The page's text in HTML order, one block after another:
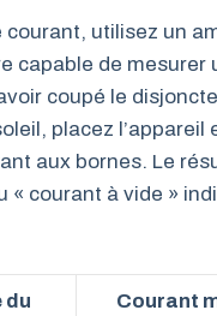
courant, utilisez un
capable de mesurer
coupé le
placez l’appareil
aux bornes. Le
« courant à vide »
du
Courant